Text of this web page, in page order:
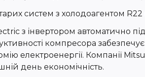
систем з холодоагентом
з інвертором автоматично
компресора
електроенергії. Компанії
день економічність.